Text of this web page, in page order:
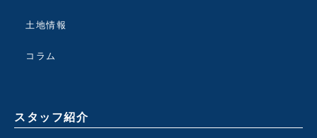
土地情報
コラム
スタッフ紹介